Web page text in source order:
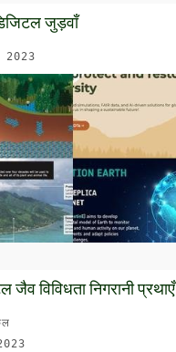
जुड़वाँ
2023
जैव विविधता निगरानी प्रथाएँ